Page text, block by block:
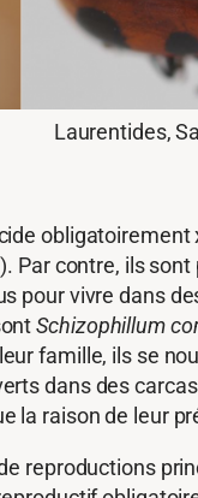
Laurentides,
Par contre, ils
pour vivre dans
Schizophillum
famille, ils se
dans des
la raison de leur
reproductions